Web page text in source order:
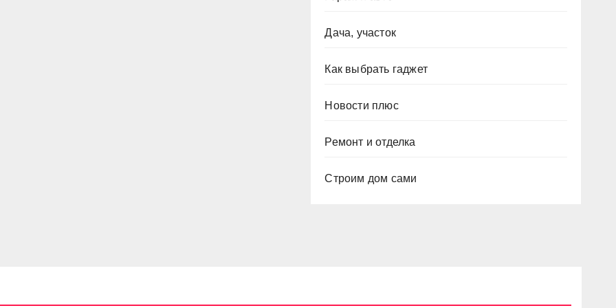
Дача, участок
Как выбрать гаджет
Новости плюс
Ремонт и отделка
Строим дом сами